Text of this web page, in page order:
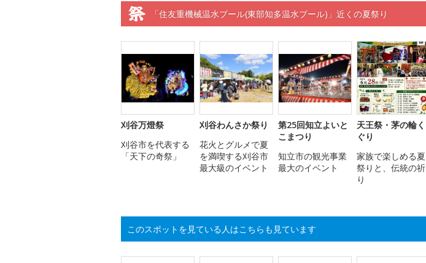
「住友重機械温水プール(東部知多温水プール)」近くの夏祭り
刈谷万燈祭
刈谷市を代表する
「天下の奇祭」
刈谷わんさか祭り
花火とグルメで夏
を満喫する刈谷市
最大級のイベント
第25回知立よいと
こまつり
知立市の観光事業
最大のイベント
天王祭・茅の輪く
ぐり
家族で楽しめる夏
祭りと、伝統の祈
り
このスポットを見ている人はこちらも見ています